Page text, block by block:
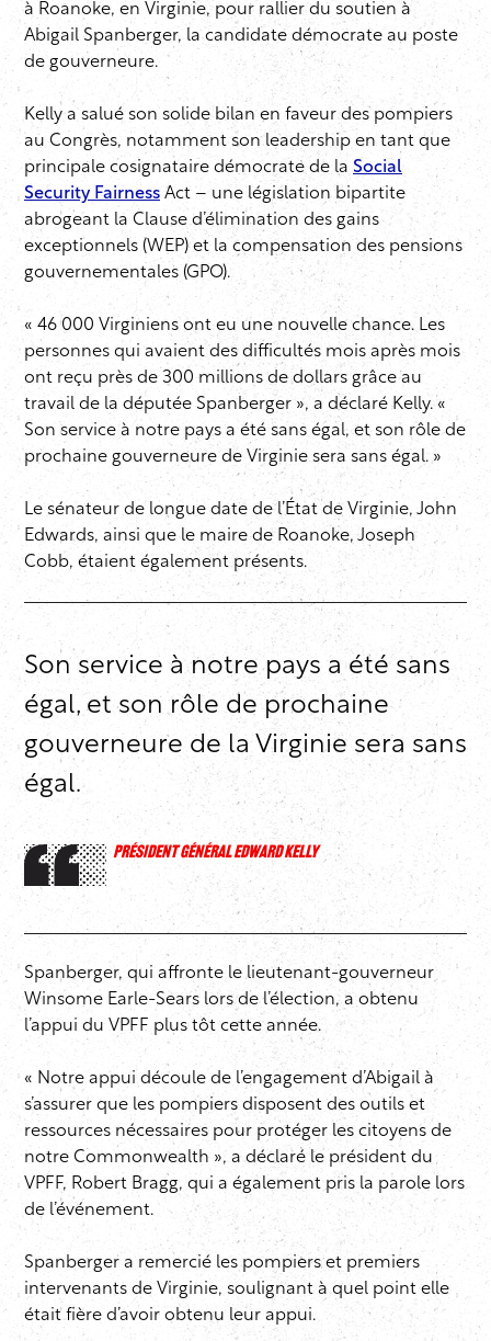
à Roanoke, en Virginie, pour rallier du soutien à
Abigail Spanberger, la candidate démocrate au poste
de gouverneure.
Kelly a salué son solide bilan en faveur des pompiers
au Congrès, notamment son leadership en tant que
principale cosignataire démocrate de la Social
Security Fairness Act – une législation bipartite
abrogeant la Clause d’élimination des gains
exceptionnels (WEP) et la compensation des pensions
gouvernementales (GPO).
« 46 000 Virginiens ont eu une nouvelle chance. Les
personnes qui avaient des difficultés mois après mois
ont reçu près de 300 millions de dollars grâce au
travail de la députée Spanberger », a déclaré Kelly. «
Son service à notre pays a été sans égal, et son rôle de
prochaine gouverneure de Virginie sera sans égal. »
Le sénateur de longue date de l’État de Virginie, John
Edwards, ainsi que le maire de Roanoke, Joseph
Cobb, étaient également présents.
Son service à notre pays a été sans
égal, et son rôle de prochaine
gouverneure de la Virginie sera sans
égal.
PRÉSIDENT GÉNÉRAL EDWARD KELLY
Spanberger, qui affronte le lieutenant-gouverneur
Winsome Earle-Sears lors de l’élection, a obtenu
l’appui du VPFF plus tôt cette année.
« Notre appui découle de l’engagement d’Abigail à
s’assurer que les pompiers disposent des outils et
ressources nécessaires pour protéger les citoyens de
notre Commonwealth », a déclaré le président du
VPFF, Robert Bragg, qui a également pris la parole lors
de l’événement.
Spanberger a remercié les pompiers et premiers
intervenants de Virginie, soulignant à quel point elle
était fière d’avoir obtenu leur appui.